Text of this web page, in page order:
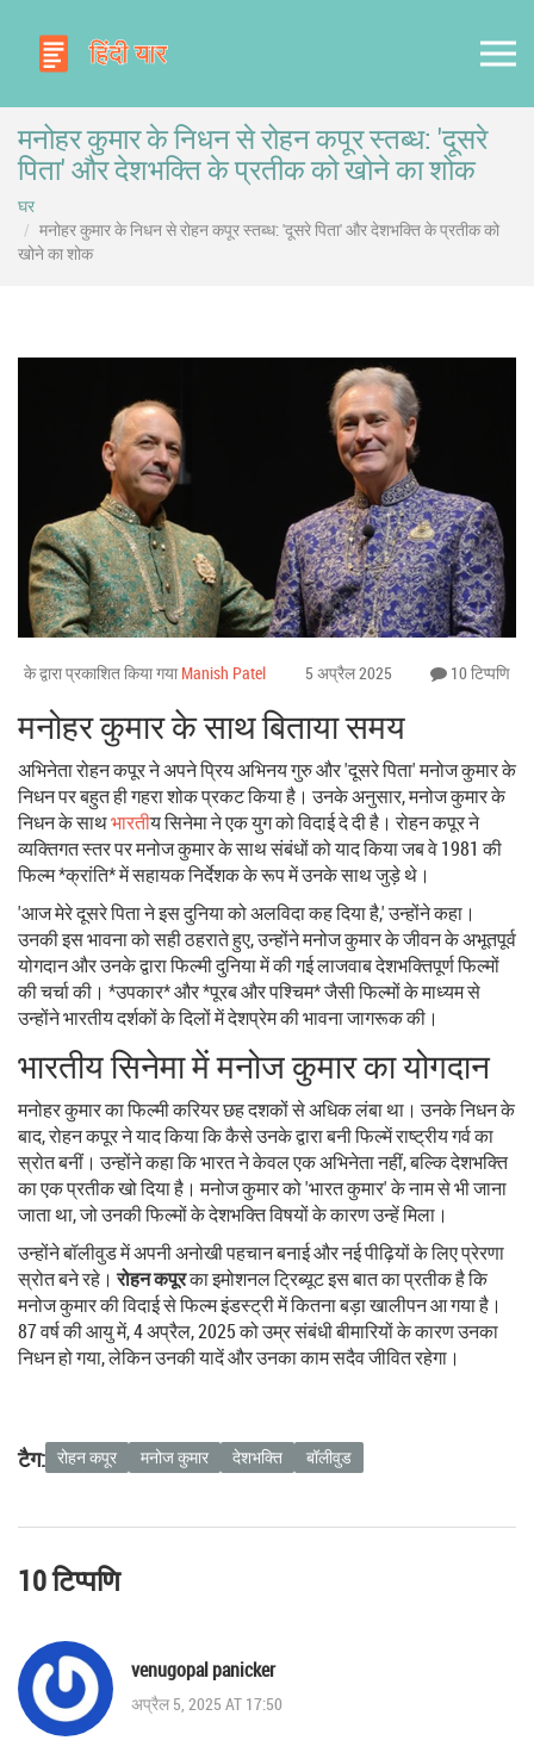
मनोहर कुमार के निधन से रोहन कपूर स्तब्ध: 'दूसरे
पिता' और देशभक्ति के प्रतीक को खोने का शोक
घर
मनोहर कुमार के निधन से रोहन कपूर स्तब्ध: 'दूसरे पिता' और देशभक्ति के प्रतीक को
खोने का शोक
के द्वारा प्रकाशित किया गया Manish Patel 5 अप्रैल 2025 10 टिप्पणि
मनोहर कुमार के साथ बिताया समय
अभिनेता रोहन कपूर ने अपने प्रिय अभिनय गुरु और 'दूसरे पिता' मनोज कुमार के
निधन पर बहुत ही गहरा शोक प्रकट किया है। उनके अनुसार, मनोज कुमार के
निधन के साथभारतीय सिनेमा ने एक युग को विदाई दे दी है। रोहन कपूर ने
व्यक्तिगत स्तर पर मनोज कुमार के साथ संबंधों को याद किया जब वे 1981 की
फिल्म *क्रांति* में सहायक निर्देशक के रूप में उनके साथ जुड़े थे।
'आज मेरे दूसरे पिता ने इस दुनिया को अलविदा कह दिया है,' उन्होंने कहा।
उनकी इस भावना को सही ठहराते हुए, उन्होंने मनोज कुमार के जीवन के अभूतपूर्व
योगदान और उनके द्वारा फिल्मी दुनिया में की गई लाजवाब देशभक्तिपूर्ण फिल्मों
की चर्चा की। *उपकार* और *पूरब और पश्चिम* जैसी फिल्मों के माध्यम से
उन्होंने भारतीय दर्शकों के दिलों में देशप्रेम की भावना जागरूक की।
भारतीय सिनेमा में मनोज कुमार का योगदान
मनोहर कुमार का फिल्मी करियर छह दशकों से अधिक लंबा था। उनके निधन के
बाद, रोहन कपूर ने याद किया कि कैसे उनके द्वारा बनी फिल्में राष्ट्रीय गर्व का
स्रोत बनीं। उन्होंने कहा कि भारत ने केवल एक अभिनेता नहीं, बल्कि देशभक्ति
का एक प्रतीक खो दिया है। मनोज कुमार को 'भारत कुमार' के नाम से भी जाना
जाता था, जो उनकी फिल्मों के देशभक्ति विषयों के कारण उन्हें मिला।
उन्होंने बॉलीवुड में अपनी अनोखी पहचान बनाई और नई पीढ़ियों के लिए प्रेरणा
स्रोत बने रहे।रोहन कपूरका इमोशनल ट्रिब्यूट इस बात का प्रतीक है कि
मनोज कुमार की विदाई से फिल्म इंडस्ट्री में कितना बड़ा खालीपन आ गया है।
87 वर्ष की आयु में, 4 अप्रैल, 2025 को उम्र संबंधी बीमारियों के कारण उनका
निधन हो गया, लेकिन उनकी यादें और उनका काम सदैव जीवित रहेगा।
टैग: रोहन कपूर मनोज कुमार देशभक्ति बॉलीवुड
10 टिप्पणि
venugopal panicker
अप्रैल 5, 2025 AT 17:50